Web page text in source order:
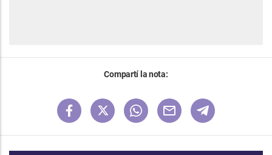
Compartí la nota: